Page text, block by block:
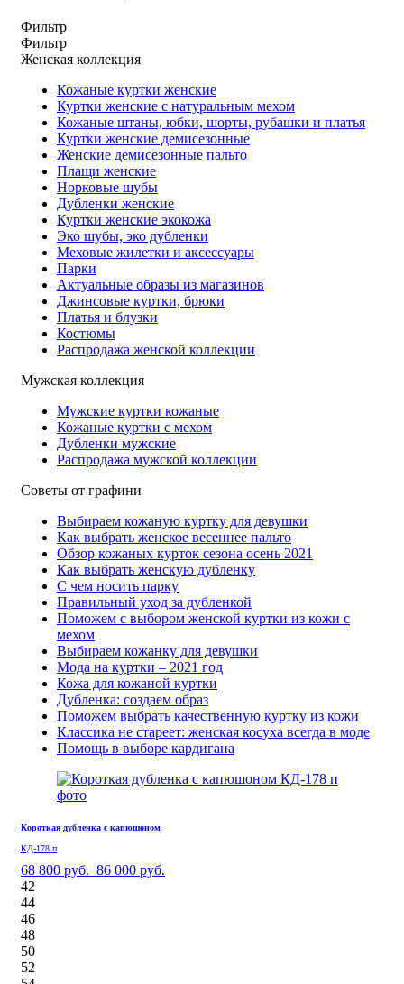
Фильтр
Фильтр
Женская коллекция
Кожаные куртки женские
Куртки женские с натуральным мехом
Кожаные штаны, юбки, шорты, рубашки и платья
Куртки женские демисезонные
Женские демисезонные пальто
Плащи женские
Норковые шубы
Дубленки женские
Куртки женские экокожа
Эко шубы, эко дубленки
Меховые жилетки и аксессуары
Парки
Актуальные образы из магазинов
Джинсовые куртки, брюки
Платья и блузки
Костюмы
Распродажа женской коллекции
Мужская коллекция
Мужские куртки кожаные
Кожаные куртки с мехом
Дубленки мужские
Распродажа мужской коллекции
Советы от графини
Выбираем кожаную куртку для девушки
Как выбрать женское весеннее пальто
Обзор кожаных курток сезона осень 2021
Как выбрать женскую дубленку
С чем носить парку
Правильный уход за дубленкой
Поможем с выбором женской куртки из кожи с
мехом
Выбираем кожанку для девушки
Мода на куртки – 2021 год
Кожа для кожаной куртки
Дубленка: создаем образ
Поможем выбрать качественную куртку из кожи
Классика не стареет: женская косуха всегда в моде
Помощь в выборе кардигана
Короткая дубленка с капюшоном
КД-178 п
68 800 руб. 86 000 руб.
42
44
46
48
50
52